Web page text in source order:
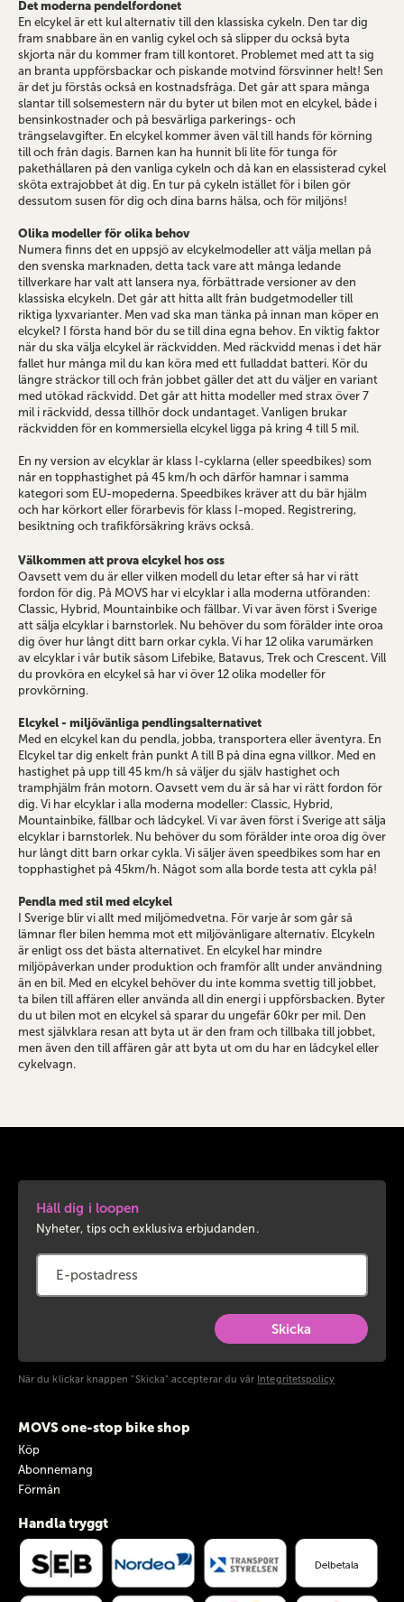
Det moderna pendelfordonet
En elcykel är ett kul alternativ till den klassiska cykeln. Den tar dig
fram snabbare än en vanlig cykel och så slipper du också byta
skjorta när du kommer fram till kontoret. Problemet med att ta sig
an branta uppförsbackar och piskande motvind försvinner helt! Sen
är det ju förstås också en kostnadsfråga. Det går att spara många
slantar till solsemestern när du byter ut bilen mot en elcykel, både i
bensinkostnader och på besvärliga parkerings- och
trängselavgifter. En elcykel kommer även väl till hands för körning
till och från dagis. Barnen kan ha hunnit bli lite för tunga för
pakethållaren på den vanliga cykeln och då kan en elassisterad cykel
sköta extrajobbet åt dig. En tur på cykeln istället för i bilen gör
dessutom susen för dig och dina barns hälsa, och för miljöns!
Olika modeller för olika behov
Numera finns det en uppsjö av elcykelmodeller att välja mellan på
den svenska marknaden, detta tack vare att många ledande
tillverkare har valt att lansera nya, förbättrade versioner av den
klassiska elcykeln. Det går att hitta allt från budgetmodeller till
riktiga lyxvarianter. Men vad ska man tänka på innan man köper en
elcykel? I första hand bör du se till dina egna behov. En viktig faktor
när du ska välja elcykel är räckvidden. Med räckvidd menas i det här
fallet hur många mil du kan köra med ett fulladdat batteri. Kör du
längre sträckor till och från jobbet gäller det att du väljer en variant
med utökad räckvidd. Det går att hitta modeller med strax över 7
mil i räckvidd, dessa tillhör dock undantaget. Vanligen brukar
räckvidden för en kommersiella elcykel ligga på kring 4 till 5 mil.
En ny version av elcyklar är klass I-cyklarna (eller speedbikes) som
når en topphastighet på 45 km/h och därför hamnar i samma
kategori som EU-mopederna. Speedbikes kräver att du bär hjälm
och har körkort eller förarbevis för klass I-moped. Registrering,
besiktning och trafikförsäkring krävs också.
Välkommen att prova elcykel hos oss
Oavsett vem du är eller vilken modell du letar efter så har vi rätt
fordon för dig. På MOVS har vi elcyklar i alla moderna utföranden:
Classic, Hybrid, Mountainbike och fällbar. Vi var även först i Sverige
att sälja elcyklar i barnstorlek. Nu behöver du som förälder inte oroa
dig över hur långt ditt barn orkar cykla. Vi har 12 olika varumärken
av elcyklar i vår butik såsom Lifebike, Batavus, Trek och Crescent. Vill
du provköra en elcykel så har vi över 12 olika modeller för
provkörning.
Elcykel - miljövänliga pendlingsalternativet
Med en elcykel kan du pendla, jobba, transportera eller äventyra. En
Elcykel tar dig enkelt från punkt A till B på dina egna villkor. Med en
hastighet på upp till 45 km/h så väljer du själv hastighet och
tramphjälm från motorn. Oavsett vem du är så har vi rätt fordon för
dig. Vi har elcyklar i alla moderna modeller: Classic, Hybrid,
Mountainbike, fällbar och lådcykel. Vi var även först i Sverige att sälja
elcyklar i barnstorlek. Nu behöver du som förälder inte oroa dig över
hur långt ditt barn orkar cykla. Vi säljer även speedbikes som har en
topphastighet på 45km/h. Något som alla borde testa att cykla på!
Pendla med stil med elcykel
I Sverige blir vi allt med miljömedvetna. För varje år som går så
lämnar fler bilen hemma mot ett miljövänligare alternativ. Elcykeln
är enligt oss det bästa alternativet. En elcykel har mindre
miljöpåverkan under produktion och framför allt under användning
än en bil. Med en elcykel behöver du inte komma svettig till jobbet,
ta bilen till affären eller använda all din energi i uppförsbacken. Byter
du ut bilen mot en elcykel så sparar du ungefär 60kr per mil. Den
mest självklara resan att byta ut är den fram och tillbaka till jobbet,
men även den till affären går att byta ut om du har en lådcykel eller
cykelvagn.
Håll dig i loopen
Nyheter, tips och exklusiva erbjudanden.
Skicka
När du klickar knappen "Skicka" accepterar du vår Integritetspolicy
MOVS one-stop bike shop
Köp
Abonnemang
Förmån
Handla tryggt